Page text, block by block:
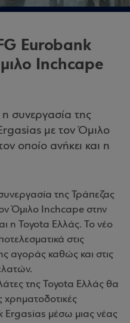
Eurobank
Inchcape
η συνεργασία της
με τον Όμιλο
οποίο ανήκει και η
της Τράπεζας
Όμιλο Inchcape στην
η Toyota Ελλάς. Το νέο
στις
αγοράς καθώς και στις
της Toyota Ελλάς θα
χρηματοδοτικές
Ergasias μέσω μιας νέας